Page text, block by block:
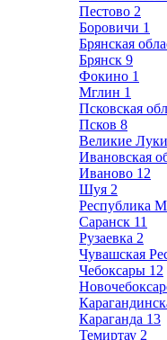
Пестово 2
Боровичи 1
Брянская
Брянск 9
Фокино 1
Мглин 1
Псковская
Псков 8
Великие Луки
Ивановская
Иваново 12
Шуя 2
Республика
Саранск 11
Рузаевка 2
Чувашская
Чебоксары 12
Караганда 13
Темиртау 2